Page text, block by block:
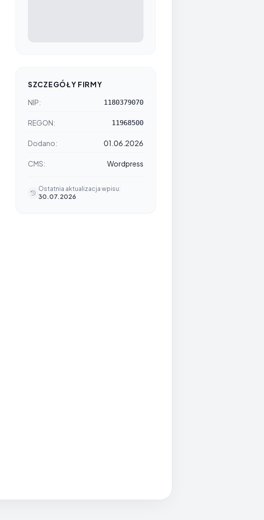
SZCZEGÓŁY FIRMY
NIP:
1180379070
REGON: 11968500
Dodano: 01.06.2026
CMS: Wordpress
Ostatnia aktualizacja wpisu:
30.07.2026